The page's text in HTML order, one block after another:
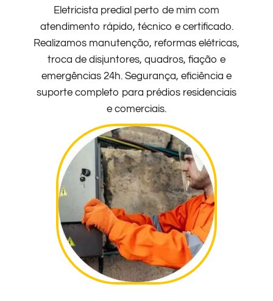
Eletricista predial perto de mim com
atendimento rápido, técnico e certificado.
Realizamos manutenção, reformas elétricas,
troca de disjuntores, quadros, fiação e
emergências 24h. Segurança, eficiência e
suporte completo para prédios residenciais
e comerciais.